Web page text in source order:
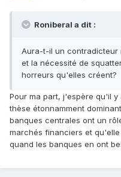
Roniberal a dit :
Aura-t-il un contradicteur
et la nécessité de
horreurs qu'elles créent?
Pour ma part, j'espère qu'il
thèse étonnamment
banques centrales ont un
marchés financiers et
quand les banques en ont